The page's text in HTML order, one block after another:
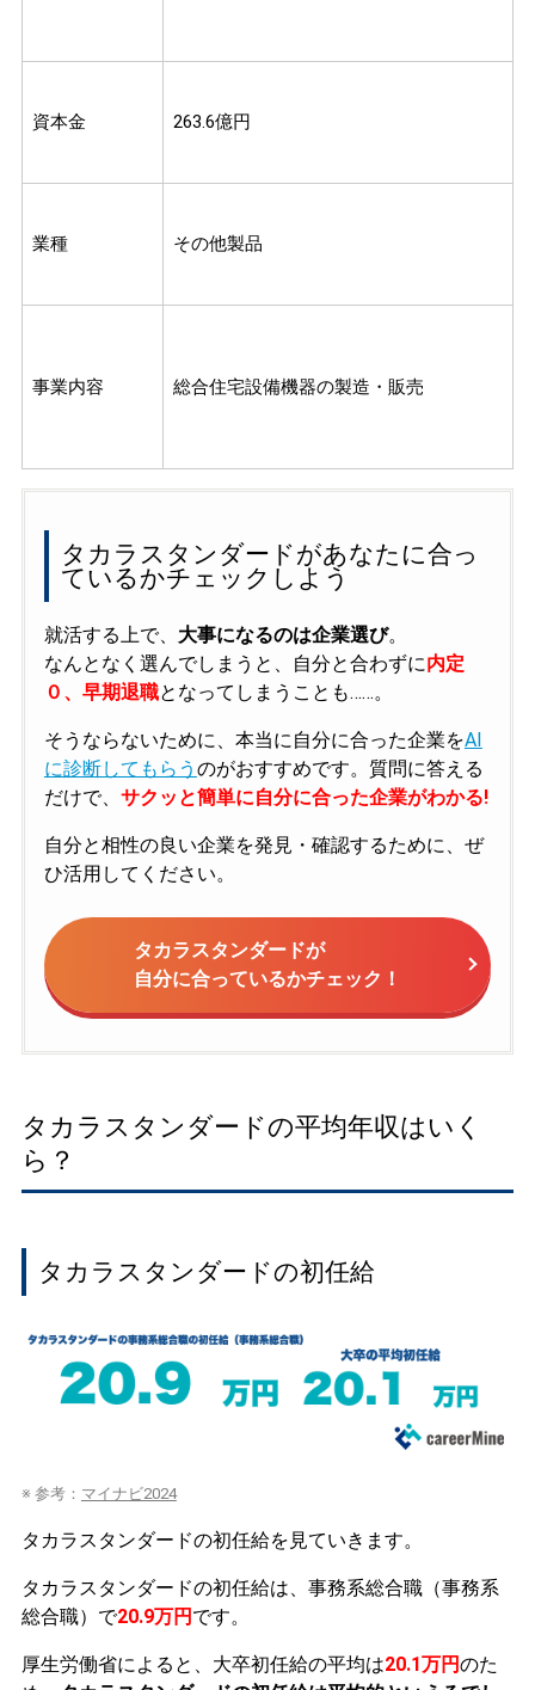
資本金 263.6億円
業種 その他製品
事業内容 総合住宅設備機器の製造・販売
タカラスタンダードがあなたに合っ
ているかチェックしよう
就活する上で、 大事になるのは企業選び。
なんとなく選んでしまうと、自分と合わずに内定
０、早期退職となってしまうことも……。
そうならないために、本当に自分に合った企業をAI
に診断してもらう のがおすすめです。質問に答える
だけで、 サクッと簡単に自分に合った企業がわかる!
自分と相性の良い企業を発見・確認するために、ぜ
ひ活用してください。
タカラスタンダードが
自分に合っているかチェック！
タカラスタンダードの平均年収はいく
ら？
タカラスタンダードの初任給
※ 参考： マイナビ2024
タカラスタンダードの初任給を見ていきます。
タカラスタンダードの初任給は、事務系総合職（事務系
総合職）で20.9万円 です。
厚生労働省によると、大卒初任給の平均は20.1万円のた